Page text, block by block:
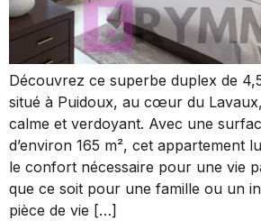
Découvrez ce superbe duplex de
situé à Puidoux, au cœur du
calme et verdoyant. Avec une
d’environ 165 m², cet appartement
le confort nécessaire pour une vie
que ce soit pour une famille ou un
pièce de vie […]